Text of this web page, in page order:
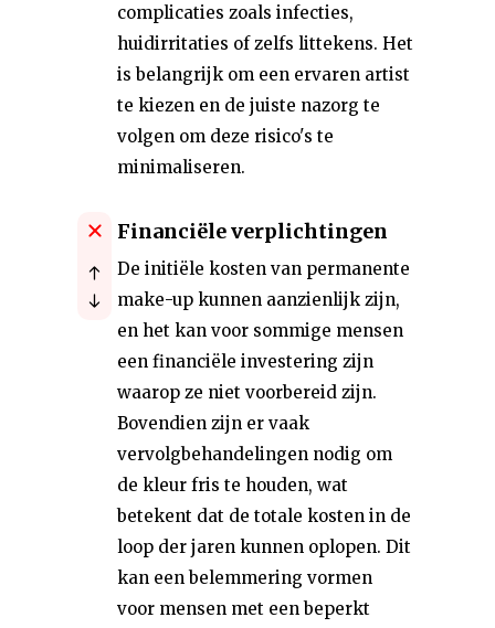
complicaties zoals infecties,
huidirritaties of zelfs littekens. Het
is belangrijk om een ervaren artist
te kiezen en de juiste nazorg te
volgen om deze risico's te
minimaliseren.
Financiële verplichtingen
De initiële kosten van permanente
make-up kunnen aanzienlijk zijn,
en het kan voor sommige mensen
een financiële investering zijn
waarop ze niet voorbereid zijn.
Bovendien zijn er vaak
vervolgbehandelingen nodig om
de kleur fris te houden, wat
betekent dat de totale kosten in de
loop der jaren kunnen oplopen. Dit
kan een belemmering vormen
voor mensen met een beperkt